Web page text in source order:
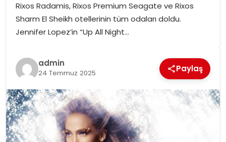
Rixos Radamis, Rixos Premium Seagate ve Rixos
Sharm El Sheikh otellerinin tüm odaları doldu.
Jennifer Lopez’in “Up All Night…
admin
24 Temmuz 2025 Paylaş